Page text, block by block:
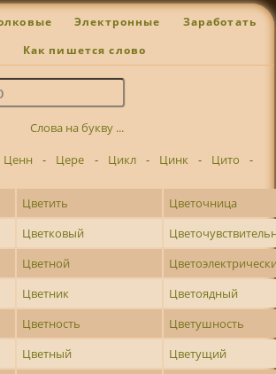
Электронные Заработать
Как пишется слово
Слова на букву ...
Ценн - Цере - Цикл - Цинк - Цито -
Цветить
Цветочница
Цветковый
Цветной
Цветник
Цветоядный
Цветность
Цветушность
Цветный
Цветущий